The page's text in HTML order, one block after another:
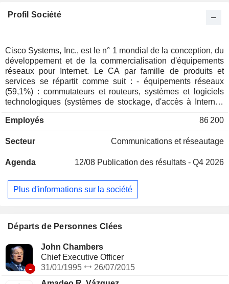
Profil Société
Cisco Systems, Inc., est le n° 1 mondial de la conception, du
développement et de la commercialisation d'équipements
réseaux pour Internet. Le CA par famille de produits et
services se répartit comme suit : - équipements réseaux
(59,1%) : commutateurs et routeurs, systèmes et logiciels
technologiques (systèmes de stockage, d'accès à Internet,
modules de connexion, etc.), etc. ; - services (26,6%) :
réalisation, d'intégration de réseaux, etc. ; - produits de
suivante : Amériques (59,4%), Europe-Moyen-Orient-Afrique
Employés 86 200
Secteur Communications et réseautage
Agenda 12/08 Publication des résultats - Q4 2026
Plus d'informations sur la société
Départs de Personnes Clées
-
John Chambers
Chief Executive Officer
31/01/1995
26/07/2015